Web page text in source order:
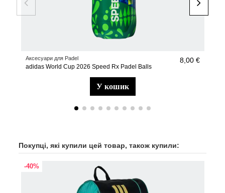
Аксесуари для Padel
adidas World Cup 2026 Speed Rx Padel Balls
8,00 €
у кошик
Покупці, які купили цей товар, також купили:
-40%